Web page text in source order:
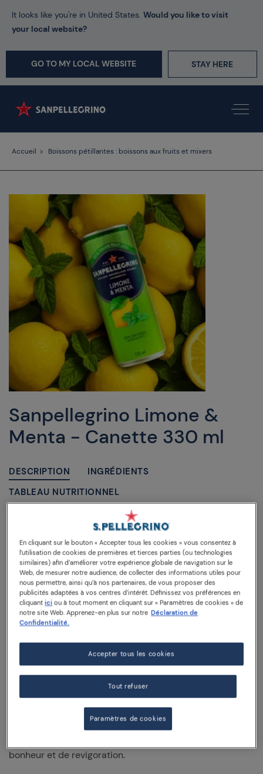
It looks like you're in United States. Would you like to visit
your local website?
GO TO MY LOCAL WEBSITE STAY HERE
Accueil Boissons pétillantes : boissons aux fruits et mixers
Sanpellegrino Limone &
Menta - Canette 330 ml
DESCRIPTION
INGRÉDIENTS
TABLEAU NUTRITIONNEL
Des citrons ensoleillés de la Méditerranée et la fraîcheur
de la menthe. Votre boisson désaltérante préférée
d'Italie rencontre une infusion de menthe dans
Sanpellegrino Limone & Menta, la boisson authentique
composée d'ingrédients de qualité d'origine naturelle
pour apporter la touche parfaite à chaque moment de
votre journée.
Légèrement gazeuse et d'une couleur jaune tendre avec
une authentique boisson de qualité à la forte
personnalité qui stimulera tous vos sens. Laissez-vous
séduire par son bouquet aromatique de citron juteux aux
notes de menthe en buvant une gorgée de cette boisson
experts pour créer l'équilibre parfait entre le sucré et
l'acide. Sa saveur intense de citron, suivie de légères
bonheur et de revigoration.
En cliquant sur le bouton « Accepter tous les cookies » vous consentez à
l’utilisation de cookies de premières et tierces parties (ou technologies
similaires) afin d’améliorer votre expérience globale de navigation sur le
Web, de mesurer notre audience, de collecter des informations utiles pour
nous permettre, ainsi qu’à nos partenaires, de vous proposer des
publicités adaptées à vos centres d’intérêt. Définissez vos préférences en
cliquantici ou à tout moment en cliquant sur « Paramètres de cookies » de
notre site Web. Apprenez-en plus sur notre Déclaration de
Confidentialité.
Tout refuser
Accepter tous les cookies
Paramètres de cookies